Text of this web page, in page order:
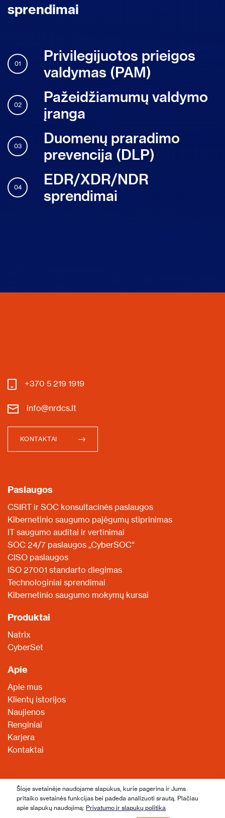
sprendimai
01
Privilegijuotos prieigos
valdymas (PAM)
02
Pažeidžiamumų valdymo
įranga
03
Duomenų praradimo
prevencija (DLP)
04
EDR/XDR/NDR
sprendimai
+370 5 219 1919
info@nrdcs.lt
KONTAKTAI
Paslaugos
CSIRT ir SOC konsultacinės paslaugos
Kibernetinio saugumo pajėgumų stiprinimas
IT saugumo auditai ir vertinimai
SOC 24/7 paslaugos „CyberSOC“
CISO paslaugos
ISO 27001 standarto diegimas
Technologiniai sprendimai
Kibernetinio saugumo mokymų kursai
Produktai
Natrix
CyberSet
Apie
Apie mus
Klientų istorijos
Naujienos
Renginiai
Karjera
Kontaktai
© 2026. Visos teisės saugomos
Privatumo ir slapukų politika
Šioje svetainėje naudojame slapukus, kurie pagerina ir Jums
pritaiko svetainės funkcijas bei padeda analizuoti srautą. Plačiau
apie slapukų naudojimą: Privatumo ir slapukų politika